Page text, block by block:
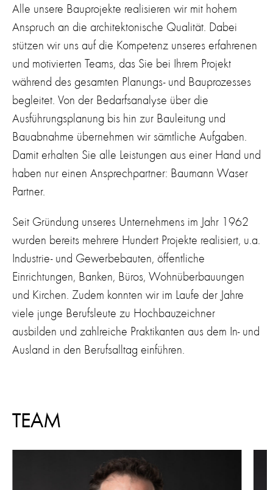
Alle unsere Bauprojekte realisieren wir mit hohem
Anspruch an die architektonische Qualität. Dabei
stützen wir uns auf die Kompetenz unseres erfahrenen
und motivierten Teams, das Sie bei Ihrem Projekt
während des gesamten Planungs- und Bauprozesses
begleitet. Von der Bedarfsanalyse über die
Ausführungsplanung bis hin zur Bauleitung und
Bauabnahme übernehmen wir sämtliche Aufgaben.
Damit erhalten Sie alle Leistungen aus einer Hand und
haben nur einen Ansprechpartner: Baumann Waser
Partner.
Seit Gründung unseres Unternehmens im Jahr 1962
wurden bereits mehrere Hundert Projekte realisiert, u.a.
Industrie- und Gewerbebauten, öffentliche
Einrichtungen, Banken, Büros, Wohnüberbauungen
und Kirchen. Zudem konnten wir im Laufe der Jahre
viele junge Berufsleute zu Hochbauzeichner
ausbilden und zahlreiche Praktikanten aus dem In- und
Ausland in den Berufsalltag einführen.
TEAM